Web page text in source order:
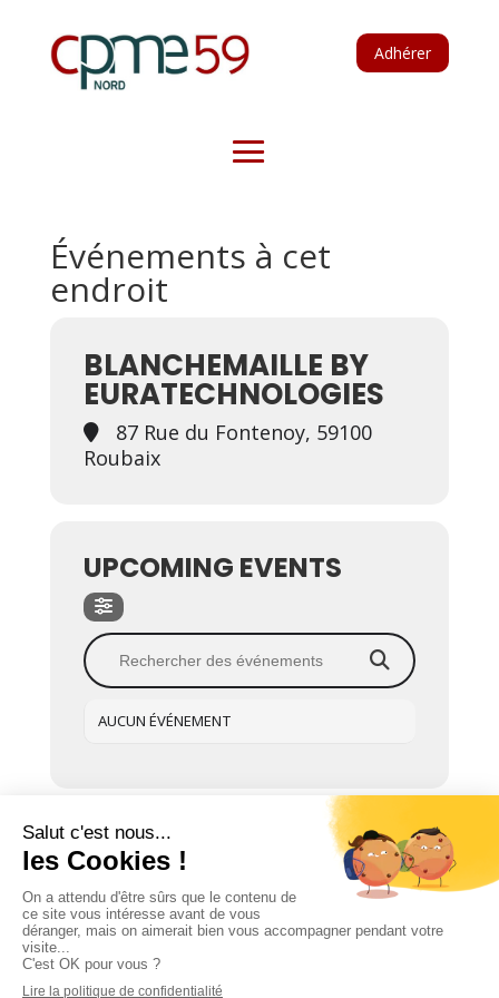
Adhérer
Événements à cet
endroit
BLANCHEMAILLE BY
EURATECHNOLOGIES
87 Rue du Fontenoy, 59100
Roubaix
UPCOMING EVENTS
AUCUN ÉVÉNEMENT
© CPME Nord – tous droits réservés